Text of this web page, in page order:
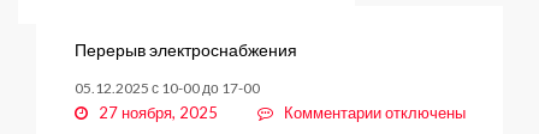
Перерыв электроснабжения
05.12.2025 с 10-00 до 17-00
27 ноября, 2025 Комментариикотключены